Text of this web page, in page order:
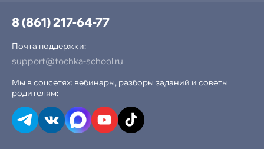
8 (861) 217-64-77
Почта поддержки:
support@tochka-school.ru
Мы в соцсетях: вебинары, разборы заданий и советы
родителям: